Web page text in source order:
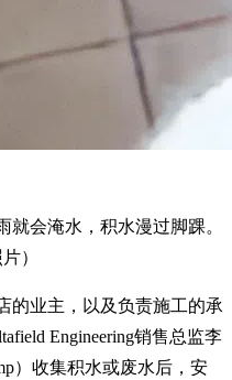
会淹水，积水漫过脚踝。
）
的业主，以及负责施工的承
Engineering销售总监李
）收集积水或废水后，安